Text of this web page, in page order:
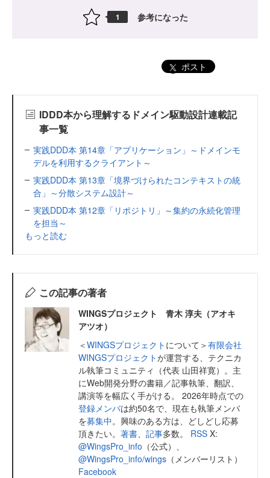
1 参考になった
ポスト
IDDD本から理解するドメイン駆動設計連載記
事一覧
実践DDD本 第14章「アプリケーション」～ドメインモ
デルを利用するクライアント～
実践DDD本 第13章「境界づけられたコンテキストの統
合」～分散システム設計～
実践DDD本 第12章「リポジトリ」～集約の永続化管理
を担当～
もっと読む
この記事の著者
WINGSプロジェクト 青木 淳夫（アオキ
アツオ）
＜WINGSプロジェクト について＞有限会社
WINGSプロジェクトが運営する、テクニカ
ル執筆コミュニティ（代表 山田祥寛）。主
にWeb開発分野の書籍／記事執筆、翻訳、
講演等を幅広く手がける。 2026年時点での
登録メンバは約50名で、現在も執筆メンバ
を募集中。興味のある方は、どしどし応募
頂きたい。 著書 記事多数。 RSS X:
@WingsPro_info （公式）、
@WingsPro_info/wings （メンバーリスト）
Facebook